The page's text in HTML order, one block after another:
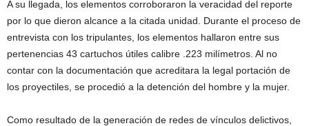
A su llegada, los elementos corroboraron la veracidad del reporte
por lo que dieron alcance a la citada unidad. Durante el proceso de
entrevista con los tripulantes, los elementos hallaron entre sus
pertenencias 43 cartuchos útiles calibre .223 milímetros. Al no
contar con la documentación que acreditara la legal portación de
los proyectiles, se procedió a la detención del hombre y la mujer.
Como resultado de la generación de redes de vínculos delictivos,